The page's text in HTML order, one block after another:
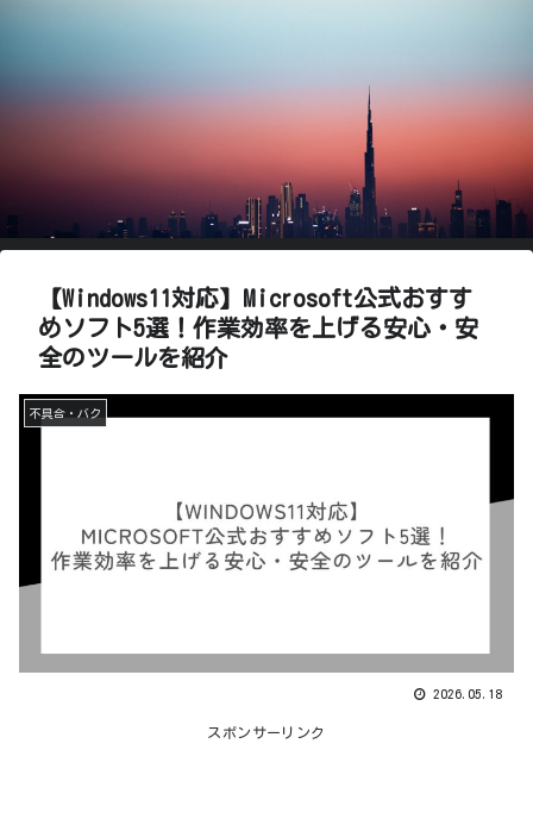
【Windows11対応】Microsoft公式おすす
めソフト5選！作業効率を上げる安心・安
全のツールを紹介
不具合・バク
2026.05.18
スポンサーリンク